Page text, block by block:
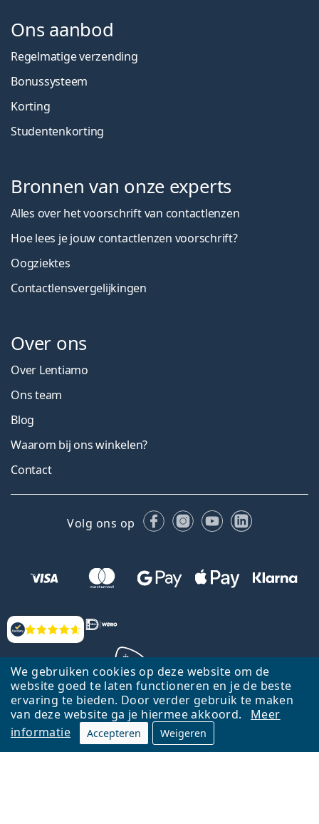
We gebruiken cookies op deze website om de
website goed te laten functioneren en je de beste
ervaring te bieden. Door verder gebruik te maken
van deze website ga je hiermee akkoord.
Meer
informatie
Accepteren Weigeren
Beoordelingen
Ons aanbod
Regelmatige verzending
Bonussysteem
Korting
Studentenkorting
Bronnen van onze experts
Alles over het voorschrift van contactlenzen
Hoe lees je jouw contactlenzen voorschrift?
Oogziektes
Contactlensvergelijkingen
Over ons
Over Lentiamo
Ons team
Blog
Waarom bij ons winkelen?
Contact
Volg ons op FacebookInstagram
YouTubeLinkedIn
Terug naar de homepagina
Ga omhoog
Lentiamo.nl is eigendom van en wordt beheerd door Lentiamo s.r.o.,
Tsjechië
Hier al 18 jaar voor jou.